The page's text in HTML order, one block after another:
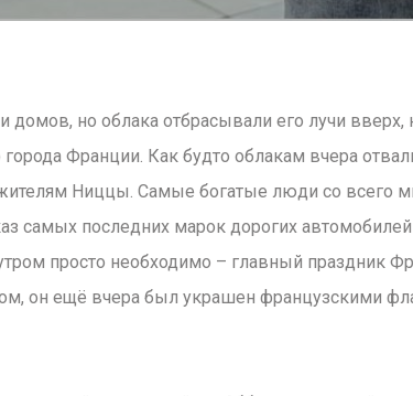
домов, но облака отбрасывали его лучи вверх,
Франции. Как будто облакам вчера
жителям Ниццы. Самые богатые люди со всего
самых последних марок дорогих
просто необходимо – главный праздник
он ещё вчера был украшен французскими